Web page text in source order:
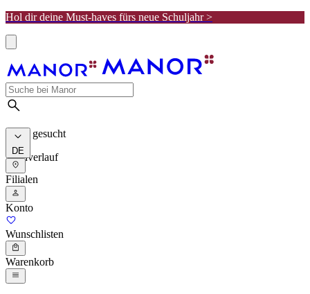
Hol dir deine Must-haves fürs neue Schuljahr >
Meist gesucht
Suchverlauf
DE
Filialen
Konto
Wunschlisten
Warenkorb